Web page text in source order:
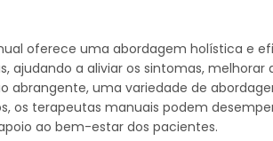
oferece uma abordagem holística e
ajudando a aliviar os sintomas,
abrangente, uma variedade de
os terapeutas manuais podem
ao bem-estar dos pacientes.